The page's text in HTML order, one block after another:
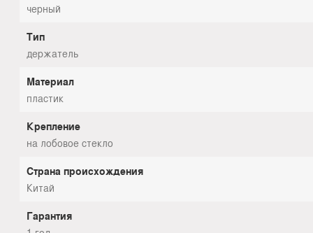
черный
Тип
держатель
Материал
пластик
Крепление
на лобовое стекло
Страна происхождения
Китай
Гарантия